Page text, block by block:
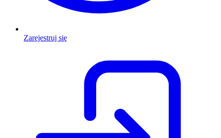
Zarejestruj się